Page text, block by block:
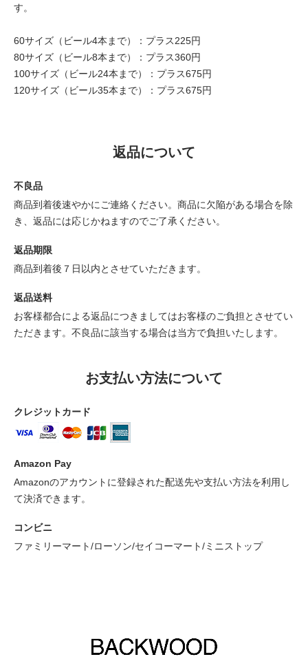
す。
60サイズ（ビール4本まで）：プラス225円
80サイズ（ビール8本まで）：プラス360円
100サイズ（ビール24本まで）：プラス675円
120サイズ（ビール35本まで）：プラス675円
返品について
不良品
商品到着後速やかにご連絡ください。商品に欠陥がある場合を除
き、返品には応じかねますのでご了承ください。
返品期限
商品到着後７日以内とさせていただきます。
返品送料
お客様都合による返品につきましてはお客様のご負担とさせてい
ただきます。不良品に該当する場合は当方で負担いたします。
お支払い方法について
クレジットカード
Amazon Pay
Amazonのアカウントに登録された配送先や支払い方法を利用し
て決済できます。
コンビニ
ファミリーマート/ローソン/セイコーマート/ミニストップ